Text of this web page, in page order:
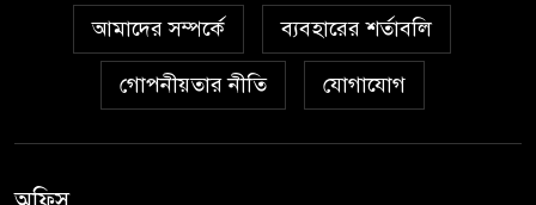
আমাদের সম্পর্কে ব্যবহারের শর্তাবলি
গোপনীয়তার নীতি যোগাযোগ